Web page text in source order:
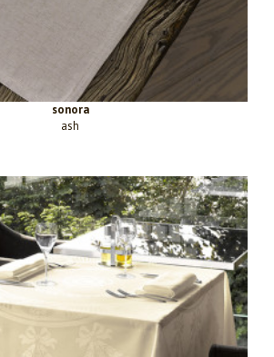
sonora
ash